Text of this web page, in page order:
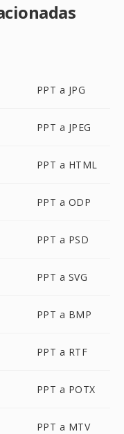
PPT a JPG
PPT a JPEG
PPT a HTML
PPT a ODP
PPT a PSD
PPT a SVG
PPT a BMP
PPT a RTF
PPT a POTX
PPT a MTV